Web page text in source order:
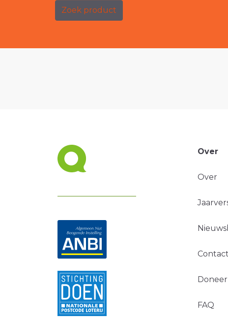
Zoek product
Over
Over
Contact
Doneer
FAQ